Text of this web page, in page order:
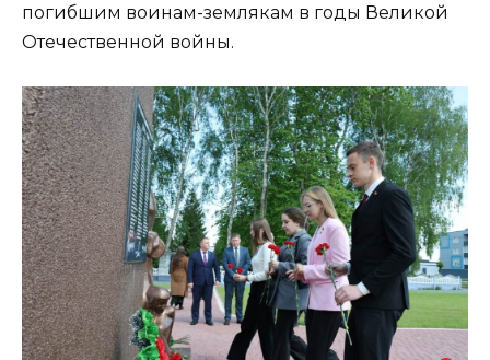
погибшим воинам-землякам в годы Великой
Отечественной войны.